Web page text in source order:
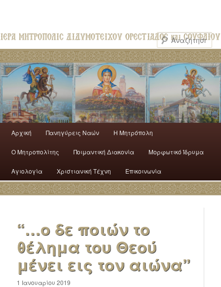
Αρχική Πανηγύρεις Ναών H Mητρόπολη
Ο Mητροπολίτης Ποιμαντική Διακονία Μορφωτικό Ίδρυμα
Αγιολογία Χριστιανική Τέχνη Επικοινωνία
“…ο δε ποιών το
θέλημα του Θεού
μένει εις τον αιώνα”
1 Ιανουαρίου 2019